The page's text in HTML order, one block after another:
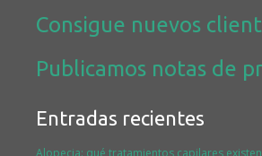
Consigue nuevos
Publicamos notas de
Entradas recientes
Alopecia: qué tratamientos capilares